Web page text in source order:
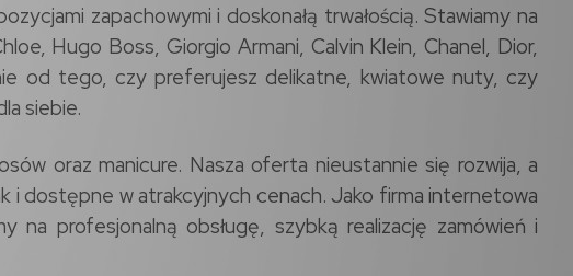
zapachowymi i doskonałą trwałością. Stawiamy na
Hugo Boss, Giorgio Armani, Calvin Klein, Chanel, Dior,
od tego, czy preferujesz delikatne, kwiatowe nuty, czy
siebie.
oraz manicure. Nasza oferta nieustannie się rozwija, a
i dostępne w atrakcyjnych cenach. Jako firma internetowa
profesjonalną obsługę, szybką realizację zamówień i